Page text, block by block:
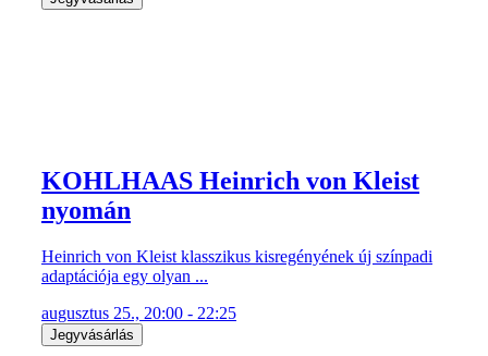
KOHLHAAS Heinrich von Kleist
nyomán
Heinrich von Kleist klasszikus kisregényének új színpadi
adaptációja egy olyan ...
augusztus 25., 20:00 - 22:25
Jegyvásárlás